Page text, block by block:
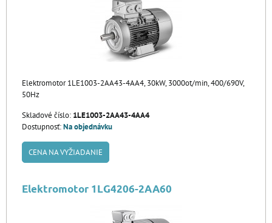
Elektromotor 1LE1003-2AA43-4AA4, 30kW, 3000ot/min, 400/690V,
50Hz
Skladové číslo: 1LE1003-2AA43-4AA4
Dostupnosť:Na objednávku
CENA NA VYŽIADANIE
Elektromotor 1LG4206-2AA60